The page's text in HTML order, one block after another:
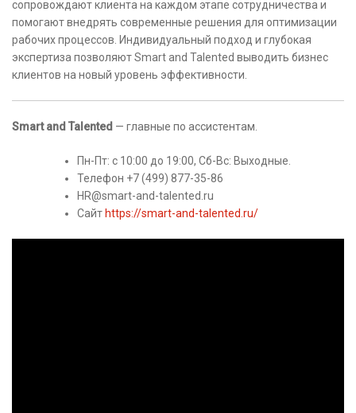
сопровождают клиента на каждом этапе сотрудничества и
помогают внедрять современные решения для оптимизации
рабочих процессов. Индивидуальный подход и глубокая
экспертиза позволяют Smart and Talented выводить бизнес
клиентов на новый уровень эффективности.
Smart and Talented — главные по ассистентам.
Пн-Пт: с 10:00 до 19:00, Сб-Вс: Выходные.
Телефон +7 (499) 877-35-86
HR@smart-and-talented.ru
Сайт https://smart-and-talented.ru/